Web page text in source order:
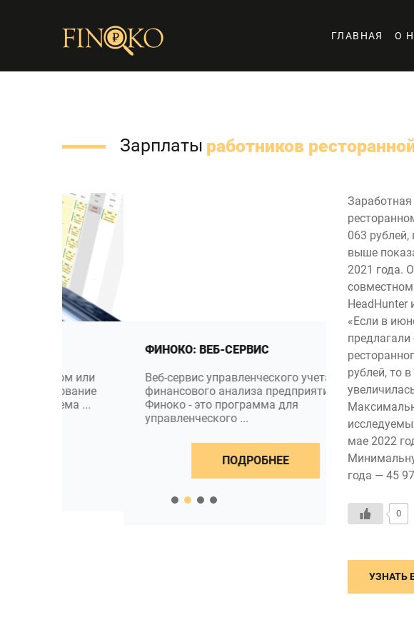
ГЛАВНАЯ О
Зарплаты работников
ФИНОКО: ВЕБ-СЕРВИС
Веб-сервис управленческого учета и
финансового анализа предприятия
Финоко - это программа для
управленческого ...
ПОДРОБНЕЕ
ФИНОКО:
Модуль для
отчетности
063 рублей,
выше
2021 года.
HeadHunter
«Если в
рублей, то
мае 2022
года — 45
0
УЗНАТЬ